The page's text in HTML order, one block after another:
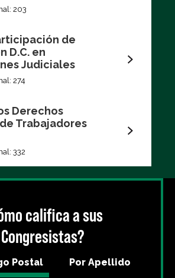
203
de
D.C. en
Judiciales
274
Derechos
Trabajadores
332
califica a sus
Congresistas?
Postal Por Apellido